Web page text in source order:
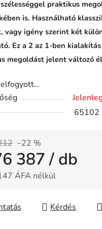
praktikus
is. Használható
vagy igény szerint két
Ez a 2 az 1-ben
megoldást jelent változó
65102
–22 %
387/ db
ÁFA nélkül
Kérdés